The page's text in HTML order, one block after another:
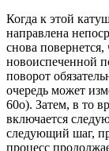
Когда к этой
направлена
снова
новоиспеченной
поворот
очередь может
60о). Затем, в то
включается
следующий шаг,
процесс